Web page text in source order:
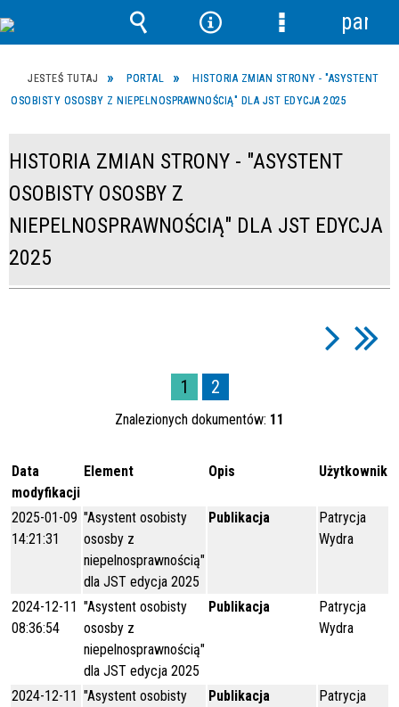
JESTEŚ TUTAJ PORTAL
HISTORIA ZMIAN STRONY - "ASYSTENT
OSOBISTY OSOSBY Z NIEPELNOSPRAWNOŚCIĄ" DLA JST EDYCJA 2025
HISTORIA ZMIAN STRONY - "ASYSTENT
OSOBISTY OSOSBY Z
NIEPELNOSPRAWNOŚCIĄ" DLA JST EDYCJA
2025
1 2
Znalezionych dokumentów: 11
Data
modyfikacji
Element Opis Użytkownik
2025-01-09
14:21:31
"Asystent osobisty
ososby z
niepelnosprawnością"
dla JST edycja 2025
Publikacja
Patrycja
Wydra
2024-12-11
08:36:54
"Asystent osobisty
ososby z
niepelnosprawnością"
dla JST edycja 2025
Publikacja
Patrycja
Wydra
2024-12-11 "Asystent osobisty
Publikacja
Patrycja
Wyszukiwarka
NarzędziaMenu
szczegółowe
panel